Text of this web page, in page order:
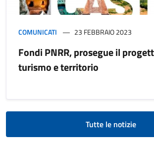
COMUNICATI 23 FEBBRAIO 2023
Fondi PNRR, prosegue il
turismo e territorio
Tutte le notizie